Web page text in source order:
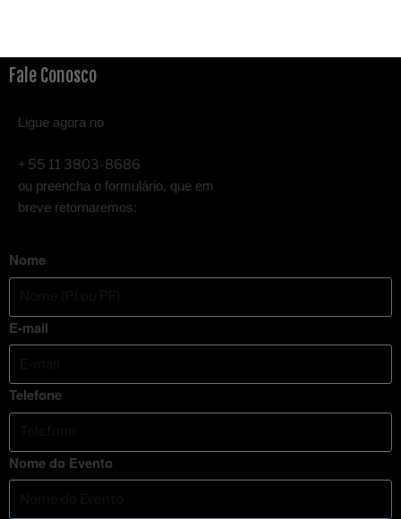
Fale Conosco
Ligue agora no
+ 55 11 3803-8686
ou preencha o formulário, que em
breve retornaremos:
Nome
E-mail
Telefone
Nome do Evento